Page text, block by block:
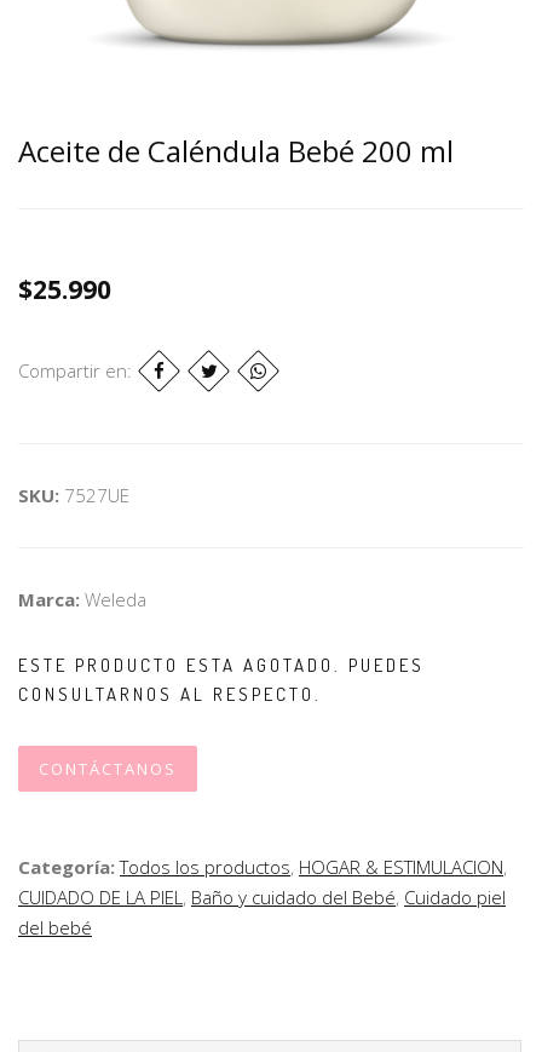
Aceite de Caléndula Bebé 200 ml
$25.990
Compartir en:
SKU: 7527UE
Marca: Weleda
ESTE PRODUCTO ESTA AGOTADO. PUEDES
CONSULTARNOS AL RESPECTO.
CONTÁCTANOS
Categoría:Todos los productos, HOGAR & ESTIMULACION,
CUIDADO DE LA PIEL, Baño y cuidado del Bebé, Cuidado piel
del bebé